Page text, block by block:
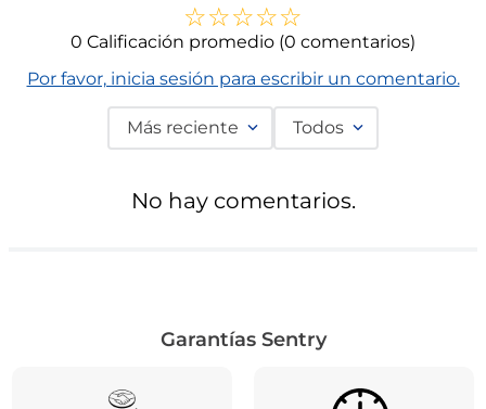
☆☆☆☆☆
0 Calificación promedio (0 comentarios)
Por favor, inicia sesión para escribir un comentario.
Más reciente Todos
No hay comentarios.
Garantías Sentry